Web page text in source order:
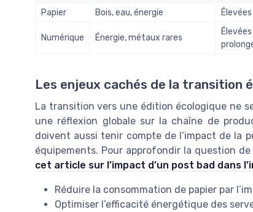
Papier Bois, eau, énergie
Numérique Énergie, métaux rares
Les enjeux cachés de la transition
La transition vers une édition écologique ne
une réflexion globale sur la chaîne de
doivent aussi tenir compte de l’impact de la
équipements. Pour approfondir la question
cet article sur l’impact d’un post bad dans
Réduire la consommation de papier par
Optimiser l’efficacité énergétique des